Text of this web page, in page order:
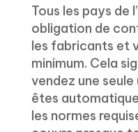
Tous les pays de
obligation de
les fabricants et
minimum. Cela
vendez une
êtes
les normes